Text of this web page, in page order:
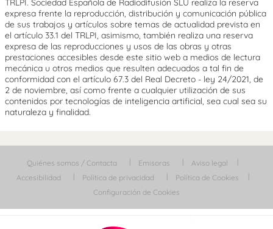
expresa frente la reproducción, distribución y comunicación pública
de sus trabajos y artículos sobre temas de actualidad prevista en
el artículo 33.1 del TRLPI, asimismo, también realiza una reserva
expresa de las reproducciones y usos de las obras y otras
prestaciones accesibles desde este sitio web a medios de lectura
mecánica u otros medios que resulten adecuados a tal fin de
conformidad con el artículo 67.3 del Real Decreto - ley 24/2021, de
2 de noviembre, así como frente a cualquier utilización de sus
contenidos por tecnologías de inteligencia artificial, sea cual sea su
naturaleza y finalidad.
Quiénes somos / Contacta Emisoras
Aviso legal
Accesibilidad
Política de privacidad
Política de Cookies
Configuración de Cookies